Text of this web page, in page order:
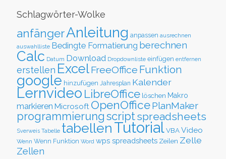
Schlagwörter-Wolke
anfängerAnleitung anpassen ausrechnen
auswahlliste Bedingte Formatierung berechnen
Calc Datum Download Dropdownliste einfügen entfernen
erstellen ExcelFreeOffice Funktion
google hinzufügen Jahresplan Kalender
Lernvideo LibreOffice löschen Makro
markieren Microsoft OpenOfficePlanMaker
programmierung scriptspreadsheets
Sverweis Tabelle tabellenTutorialVBAVideo
Wenn Wenn Funktion Word wps spreadsheets Zeilen Zelle
Zellen